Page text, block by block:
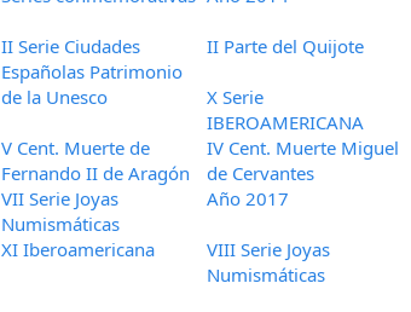
II Serie Ciudades
Españolas Patrimonio
de la Unesco
II Parte del Quijote
X Serie
IBEROAMERICANA
V Cent. Muerte de
Fernando II de Aragón
IV Cent. Muerte Miguel
de Cervantes
VII Serie Joyas
Numismáticas
Año 2017
XI Iberoamericana
VIII Serie Joyas
Numismáticas